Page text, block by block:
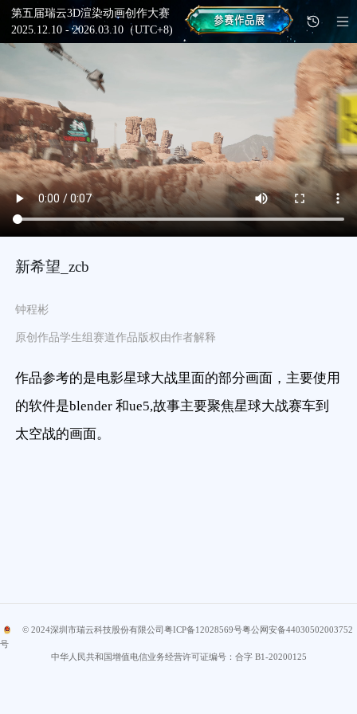
第五届瑞云3D渲染动画创作大赛
2025.12.10 - 2026.03.10（UTC+8)
新希望_zcb
钟程彬
原创作品学生组赛道作品版权由作者解释
作品参考的是电影星球大战里面的部分画面，主要使用
的软件是blender 和ue5,故事主要聚焦星球大战赛车到
太空战的画面。
© 2024深圳市瑞云科技股份有限公司粤ICP备12028569号粤公网安备44030502003752
号
中华人民共和国增值电信业务经营许可证编号：合字 B1-20200125